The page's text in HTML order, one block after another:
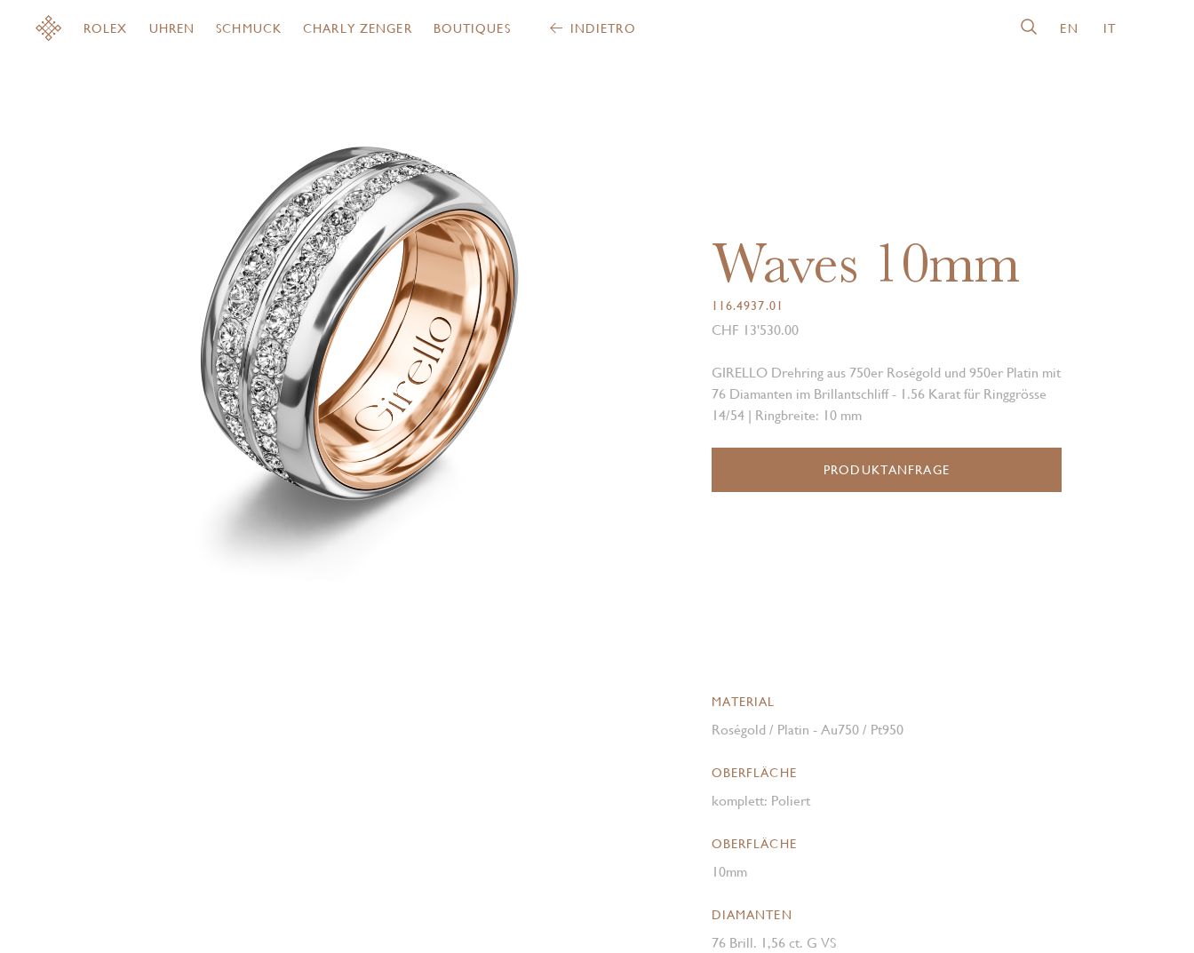
ROLEX UHREN SCHMUCK CHARLY ZENGER BOUTIQUES INDIETRO EN IT
Waves 10mm
116.4937.01
CHF 13'530.00
GIRELLO Drehring aus 750er Roségold und 950er Platin mit
76 Diamanten im Brillantschliff - 1.56 Karat für Ringgrösse
14/54 | Ringbreite: 10 mm
PRODUKTANFRAGE
MATERIAL
Roségold / Platin - Au750 / Pt950
OBERFLÄCHE
komplett: Poliert
OBERFLÄCHE
10mm
DIAMANTEN
76 Brill. 1,56 ct. G VS